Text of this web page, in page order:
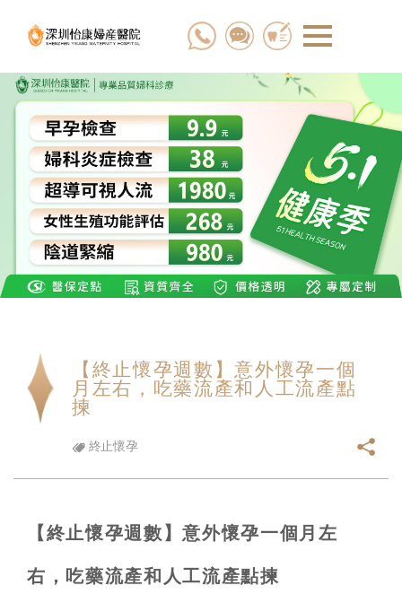
【終止懷孕週數】意外懷孕一個
月左右，吃藥流產和人工流產點
揀
終止懷孕
【終止懷孕週數】意外懷孕一個月左
右，吃藥流產和人工流產點揀